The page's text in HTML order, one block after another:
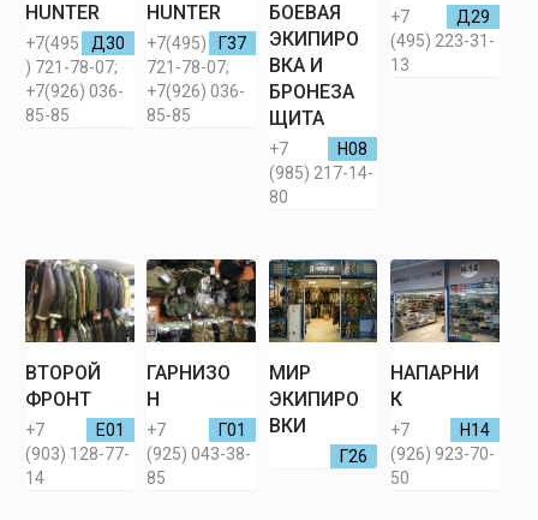
HUNTER
Д30
+7(495
) 721-78-07;
+7(926) 036-
85-85
HUNTER
Г37
+7(495)
721-78-07;
+7(926) 036-
85-85
БОЕВАЯ
ЭКИПИРО
ВКА И
БРОНЕЗА
ЩИТА
H08
+7
(985) 217-14-
80
Д29
+7
(495) 223-31-
13
ВТОРОЙ
ФРОНТ
Е01
+7
(903) 128-77-
14
ГАРНИЗО
Н
Г01
+7
(925) 043-38-
85
МИР
ЭКИПИРО
ВКИ
Г26
НАПАРНИ
К
Н14
+7
(926) 923-70-
50